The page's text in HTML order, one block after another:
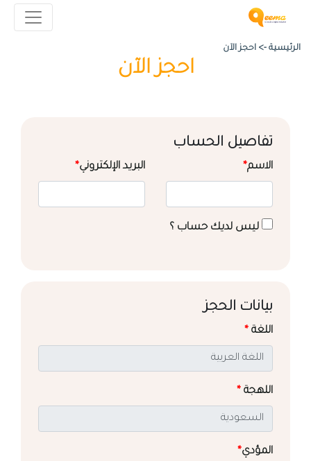
الرئيسية -> احجز الآن
احجز الآن
تفاصيل الحساب
الاسم* البريد الإلكتروني*
ليس لديك حساب ؟
بيانات الحجز
اللغة *
اللهجة *
المؤدي*